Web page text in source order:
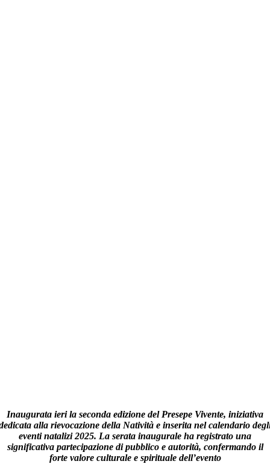
Inaugurata ieri la seconda edizione del Presepe Vivente, iniziativa
alla rievocazione della Natività e inserita nel calendario
eventi natalizi 2025. La serata inaugurale ha registrato una
significativa partecipazione di pubblico e autorità, confermando il
forte valore culturale e spirituale dell’evento